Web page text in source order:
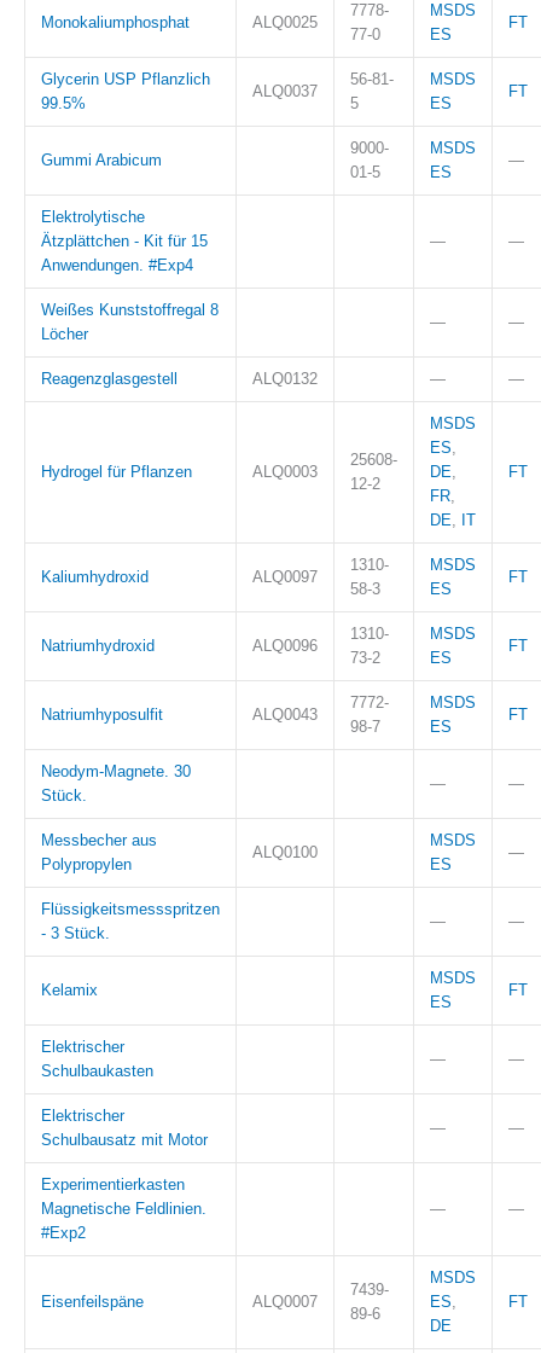
Monokaliumphosphat ALQ0025
7778-
77-0
MSDS
ES
FT
Glycerin USP Pflanzlich
99.5%
ALQ0037
56-81-
5
MSDS
ES
FT
Gummi Arabicum
9000-
01-5
MSDS
ES
—
Elektrolytische
Ätzplättchen - Kit für 15
Anwendungen. #Exp4
— —
Weißes Kunststoffregal 8
Löcher
— —
Reagenzglasgestell ALQ0132 — —
Hydrogel für Pflanzen ALQ0003
25608-
12-2
MSDS
ES,
DE,
FR,
DE, IT
FT
Kaliumhydroxid ALQ0097
1310-
58-3
MSDS
ES
FT
Natriumhydroxid ALQ0096
1310-
73-2
MSDS
ES
FT
Natriumhyposulfit ALQ0043
7772-
98-7
MSDS
ES
FT
Neodym-Magnete. 30
Stück.
— —
Messbecher aus
Polypropylen
ALQ0100
MSDS
ES
—
Flüssigkeitsmessspritzen
- 3 Stück.
— —
Kelamix
MSDS
ES
FT
Elektrischer
Schulbaukasten
— —
Elektrischer
Schulbausatz mit Motor
— —
Experimentierkasten
Magnetische Feldlinien.
#Exp2
— —
Eisenfeilspäne ALQ0007
7439-
89-6
MSDS
ES,
DE
FT